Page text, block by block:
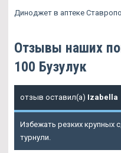
Диноджет в аптеке
Отзывы наших
100 Бузулук
отзыв оставил(а) Izabella
Избежать резких крупных
турнули.